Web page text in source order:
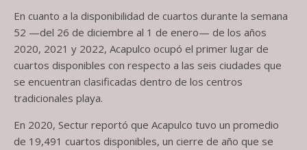
En cuanto a la disponibilidad de cuartos durante la semana
52 —del 26 de diciembre al 1 de enero— de los años
2020, 2021 y 2022, Acapulco ocupó el primer lugar de
cuartos disponibles con respecto a las seis ciudades que
se encuentran clasificadas dentro de los centros
tradicionales playa.
En 2020, Sectur reportó que Acapulco tuvo un promedio
de 19,491 cuartos disponibles, un cierre de año que se